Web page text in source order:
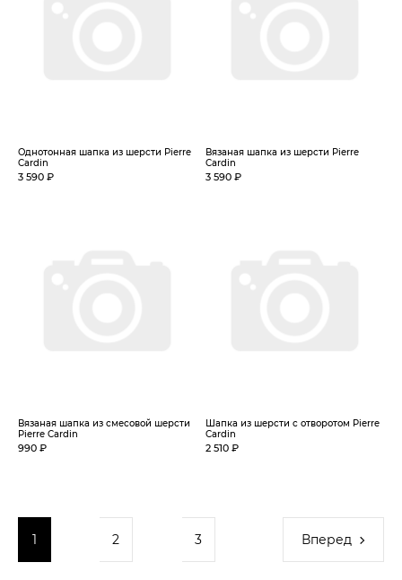
Однотонная шапка из шерсти Pierre
Cardin
3 590 ₽
Вязаная шапка из шерсти Pierre
Cardin
3 590 ₽
Вязаная шапка из смесовой шерсти
Pierre Cardin
990 ₽
Шапка из шерсти с отворотом Pierre
Cardin
2 510 ₽
1 2 3 Вперед